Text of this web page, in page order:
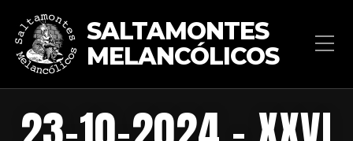
SALTAMONTES
MELANCÓLICOS